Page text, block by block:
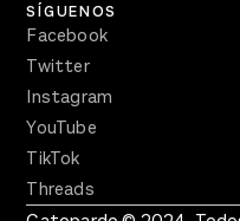
SÍGUENOS
Facebook
Twitter
Instagram
YouTube
TikTok
Threads